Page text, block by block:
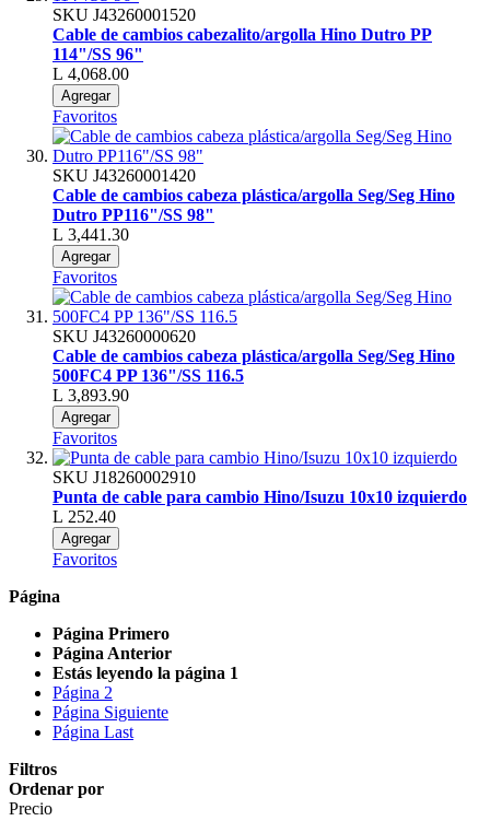
SKU J43260001520
Cable de cambios cabezalito/argolla Hino Dutro PP
114"/SS 96"
L 4,068.00
Agregar
Favoritos
SKU J43260001420
Cable de cambios cabeza plástica/argolla Seg/Seg Hino
Dutro PP116"/SS 98"
L 3,441.30
Agregar
Favoritos
SKU J43260000620
Cable de cambios cabeza plástica/argolla Seg/Seg Hino
500FC4 PP 136"/SS 116.5
L 3,893.90
Agregar
Favoritos
SKU J18260002910
Punta de cable para cambio Hino/Isuzu 10x10 izquierdo
L 252.40
Agregar
Favoritos
Página
Página Primero
Página Anterior
Estás leyendo la página 1
Página 2
Página Siguiente
Página Last
Filtros
Ordenar por
Precio